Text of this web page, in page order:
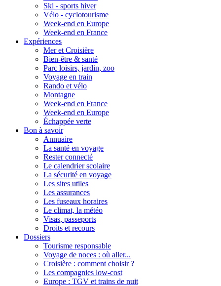
Ski - sports hiver
Vélo - cyclotourisme
Week-end en Europe
Week-end en France
Expériences
Mer et Croisière
Bien-être & santé
Parc loisirs, jardin, zoo
Voyage en train
Rando et vélo
Montagne
Week-end en France
Week-end en Europe
Échappée verte
Bon à savoir
Annuaire
La santé en voyage
Rester connecté
Le calendrier scolaire
La sécurité en voyage
Les sites utiles
Les assurances
Les fuseaux horaires
Le climat, la météo
Visas, passeports
Droits et recours
Dossiers
Tourisme responsable
Voyage de noces : où aller...
Croisière : comment choisir ?
Les compagnies low-cost
Europe : TGV et trains de nuit